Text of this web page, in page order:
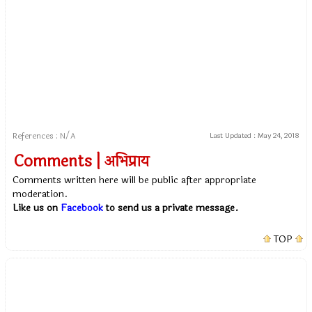
References : N/A Last Updated : May 24, 2018
Comments | अभिप्राय
Comments written here will be public after appropriate
moderation.
Like us on Facebookto send us a private message.
TOP